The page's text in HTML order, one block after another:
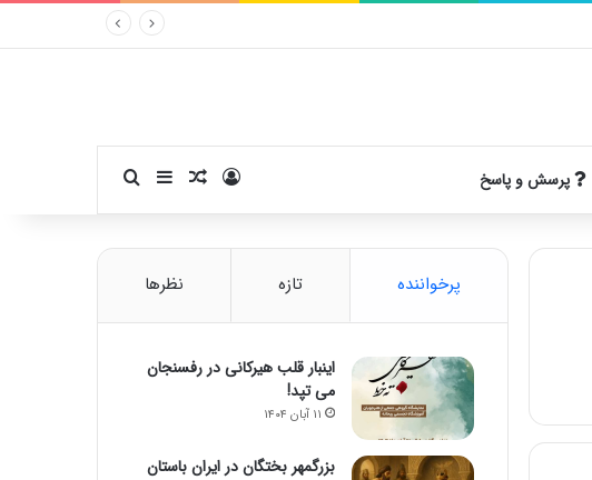
پرسش و پاسخ ورودنوشته تصادفی
سایدبارجستجو برای
پرخواننده تازه نظرها
اینبار قلب هیرکانی در رفسنجان
می تپد!
۱۱ آبان ۱۴۰۴
بزرگمهر بختگان در ایران باستان